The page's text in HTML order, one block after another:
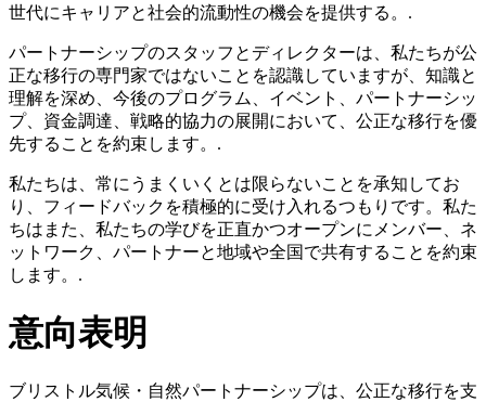
世代にキャリアと社会的流動性の機会を提供する。.
パートナーシップのスタッフとディレクターは、私たちが公
正な移行の専門家ではないことを認識していますが、知識と
理解を深め、今後のプログラム、イベント、パートナーシッ
プ、資金調達、戦略的協力の展開において、公正な移行を優
先することを約束します。.
私たちは、常にうまくいくとは限らないことを承知してお
り、フィードバックを積極的に受け入れるつもりです。私た
ちはまた、私たちの学びを正直かつオープンにメンバー、ネ
ットワーク、パートナーと地域や全国で共有することを約束
します。.
意向表明
ブリストル気候・自然パートナーシップは、公正な移行を支